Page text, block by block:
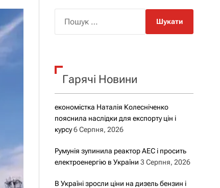
р
о
у
к
Гарячі Новини
економістка Наталія Колесніченко
пояснила наслідки для експорту цін і
курсу 6 Серпня, 2026
Румунія зупинила реактор АЕС і просить
електроенергію в України 3 Серпня, 2026
В Україні зросли ціни на дизель бензин і